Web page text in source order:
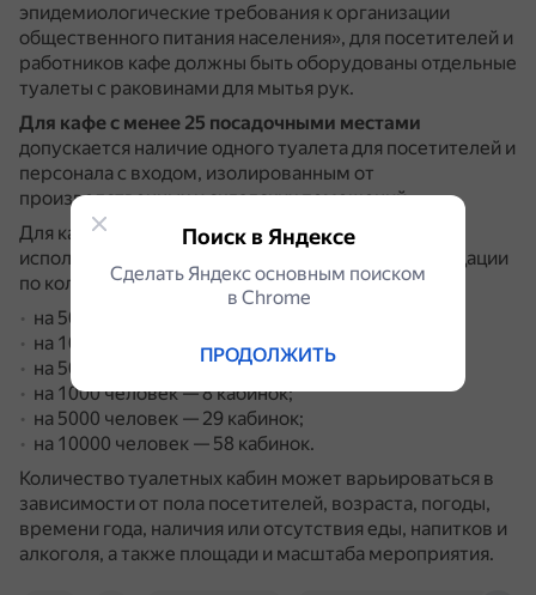
эпидемиологические требования к организации
общественного питания населения», для посетителей и
работников кафе должны быть оборудованы отдельные
туалеты с раковинами для мытья рук.
Для кафе с менее 25 посадочными местами
допускается наличие одного туалета для посетителей и
персонала с входом, изолированным от
производственных и складских помещений.
Для кафе с большим количеством мест можно
использовать следующие усреднённые рекомендации
по количеству туалетных кабин:
на 50 человек — 2 кабинки;
на 100 человек — 3 кабинки;
на 500 человек — 6 кабинок;
на 1000 человек — 8 кабинок;
на 5000 человек — 29 кабинок;
на 10000 человек — 58 кабинок.
Количество туалетных кабин может варьироваться в
зависимости от пола посетителей, возраста, погоды,
времени года, наличия или отсутствия еды, напитков и
алкоголя, а также площади и масштаба мероприятия.
Поиск в Яндексе
Сделать Яндекс основным поиском
в Сhrome
ПРОДОЛЖИТЬ